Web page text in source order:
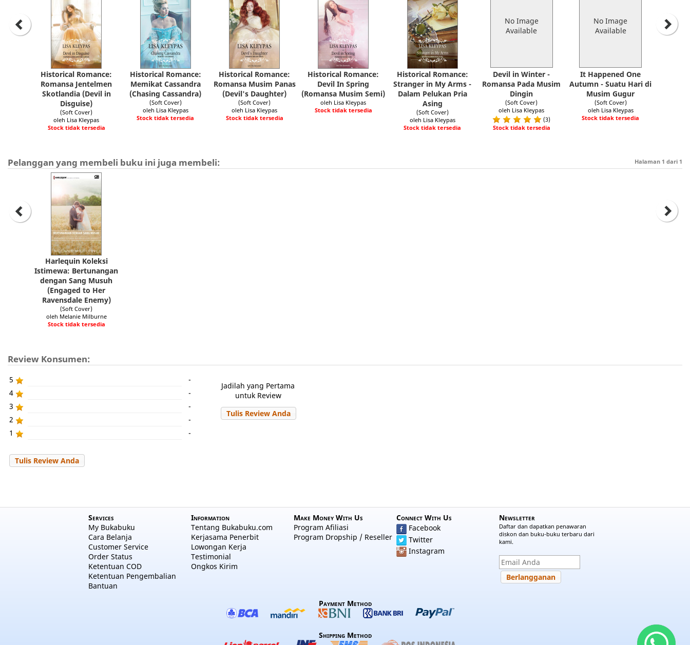
Historical Romance:
Romansa Jentelmen
Skotlandia (Devil in
Disguise)
(Soft Cover)
oleh Lisa Kleypas
Stock tidak tersedia
Historical Romance:
Memikat Cassandra
(Chasing Cassandra)
(Soft Cover)
oleh Lisa Kleypas
Stock tidak tersedia
Historical Romance:
Romansa Musim Panas
(Devil's Daughter)
(Soft Cover)
oleh Lisa Kleypas
Stock tidak tersedia
Historical Romance:
Devil In Spring
(Romansa Musim Semi)
oleh Lisa Kleypas
Stock tidak tersedia
Historical Romance:
Stranger in My Arms -
Dalam Pelukan Pria
Asing
(Soft Cover)
oleh Lisa Kleypas
Stock tidak tersedia
No Image
Available
Devil in Winter -
Romansa Pada Musim
Dingin
(Soft Cover)
oleh Lisa Kleypas
(3)
Stock tidak tersedia
No Image
Available
It Happened One
Autumn - Suatu Hari di
Musim Gugur
(Soft Cover)
oleh Lisa Kleypas
Stock tidak tersedia
Pelanggan yang membeli buku ini juga membeli: Halaman 1 dari 1
Harlequin Koleksi
Istimewa: Bertunangan
dengan Sang Musuh
(Engaged to Her
Ravensdale Enemy)
(Soft Cover)
oleh Melanie Milburne
Stock tidak tersedia
Review Konsumen:
5
-
4
-
3
-
2
-
1
-
Jadilah yang Pertama
untuk Review
Tulis Review Anda
Tulis Review Anda
Services
My Bukabuku
Cara Belanja
Customer Service
Order Status
Ketentuan COD
Ketentuan Pengembalian
Bantuan
Information
Tentang Bukabuku.com
Kerjasama Penerbit
Lowongan Kerja
Testimonial
Ongkos Kirim
Make Money With Us
Program Afiliasi
Program Dropship / Reseller
Connect With Us
Facebook
Twitter
Instagram
Newsletter
Daftar dan dapatkan penawaran
diskon dan buku-buku terbaru dari
kami.
Berlangganan
Payment Method
Shipping Method